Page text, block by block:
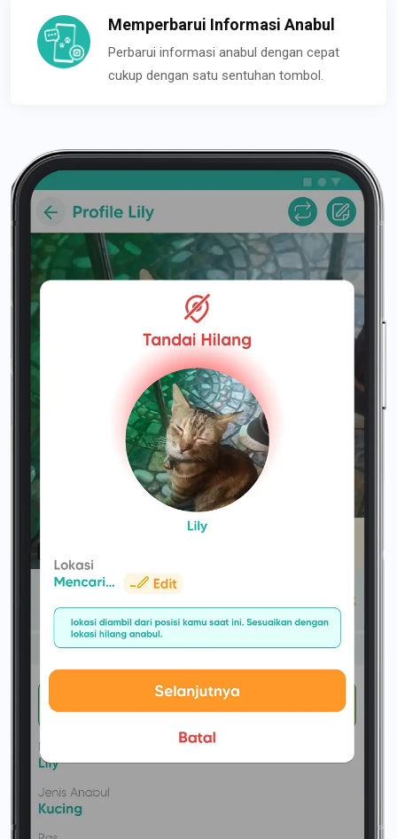
Memperbarui Informasi Anabul
Perbarui informasi anabul dengan cepat
cukup dengan satu sentuhan tombol.